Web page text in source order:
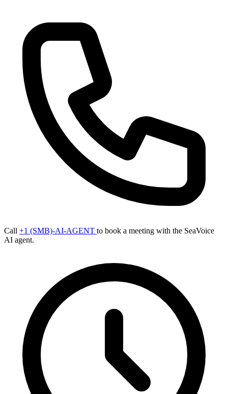
Call +1 (SMB)-AI-AGENT to book a meeting with the SeaVoice
AI agent.